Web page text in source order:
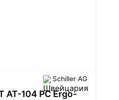
Schiller AG
АТ-104 PC Ergo-